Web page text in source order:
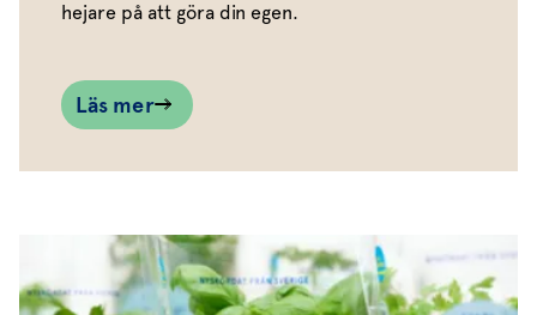
hejare på att göra din egen.
Läs mer